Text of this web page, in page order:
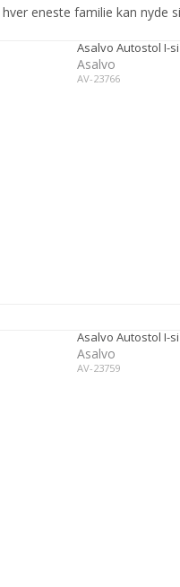
eneste familie kan
Asalvo Autostol I-
Asalvo
AV-23766
Asalvo Autostol I-
Asalvo
AV-23759